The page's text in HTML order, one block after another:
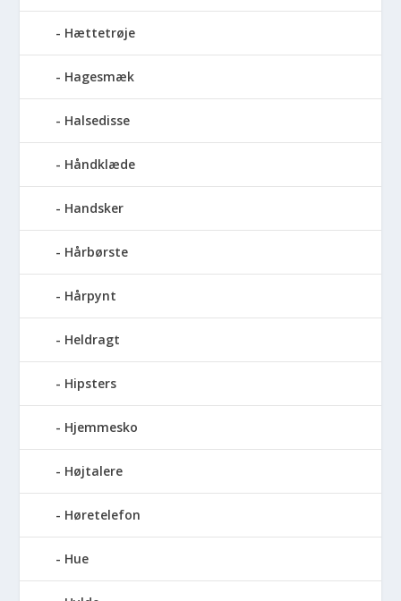
Hættetrøje
Hagesmæk
Halsedisse
Håndklæde
Handsker
Hårbørste
Hårpynt
Heldragt
Hipsters
Hjemmesko
Højtalere
Høretelefon
Hue